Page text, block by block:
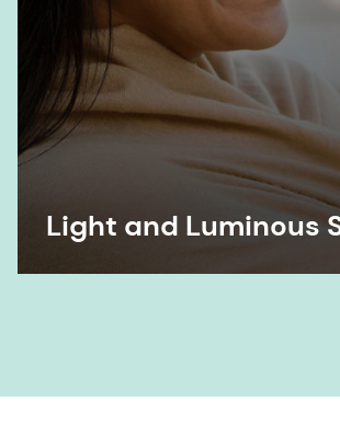
Light and Luminous